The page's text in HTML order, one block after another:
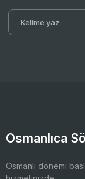
Osmanlıca
Osmanlı dönemi